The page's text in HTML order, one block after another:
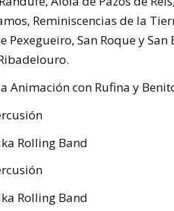
Reminiscencias de la
Pexegueiro, San Roque y
Animación con Rufina y
Rolling Band
Rolling Band